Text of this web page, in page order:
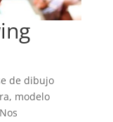
de dibujo
modelo